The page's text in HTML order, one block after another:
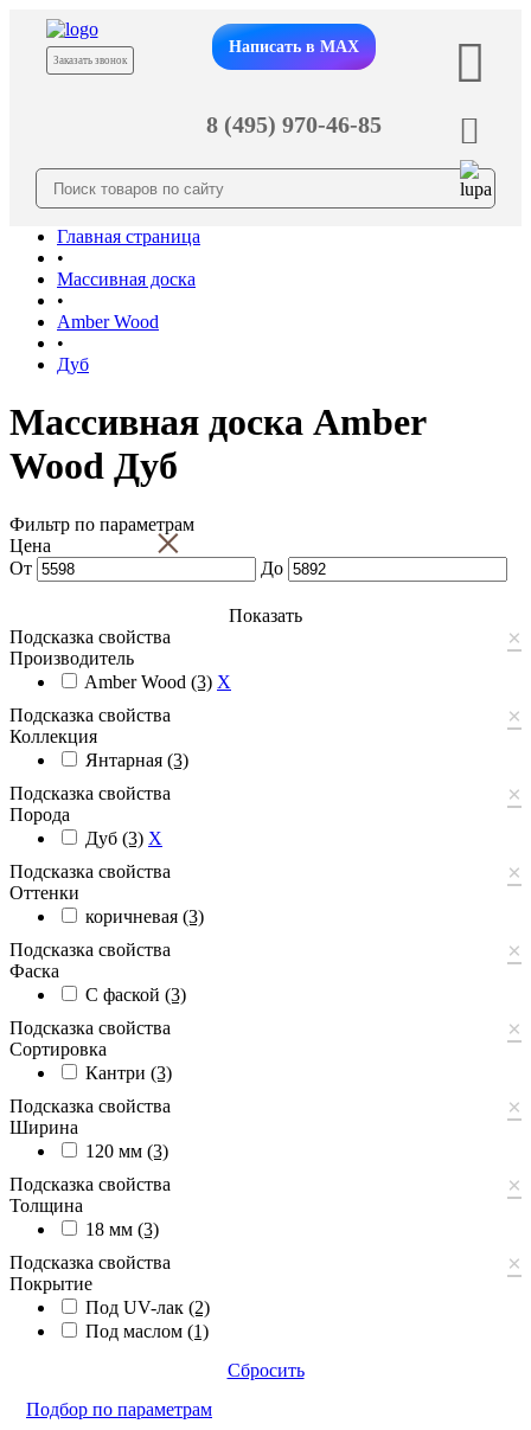
Заказать звонок
Написать в MAX
8 (495) 970-46-85
Главная страница
•
Массивная доска
•
Amber Wood
•
Дуб
Массивная доска Amber
Wood Дуб
Фильтр по параметрам
×
Цена
От
До
Показать
Подсказка свойства
×
Производитель
Amber Wood (3) X
Подсказка свойства
×
Коллекция
Янтарная (3)
Подсказка свойства
×
Порода
Дуб (3) X
Подсказка свойства
×
Оттенки
коричневая (3)
Подсказка свойства
×
Фаска
С фаской (3)
Подсказка свойства
×
Сортировка
Кантри (3)
Подсказка свойства
×
Ширина
120 мм (3)
Подсказка свойства
×
Толщина
18 мм (3)
Подсказка свойства
×
Покрытие
Под UV-лак (2)
Под маслом (1)
Сбросить
Подбор по параметрам